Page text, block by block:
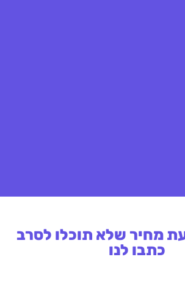
מחיר שלא תוכלו לסרב
כתבו לנו